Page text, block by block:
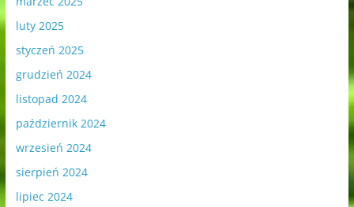
luty 2025
styczeń 2025
grudzień 2024
listopad 2024
październik 2024
wrzesień 2024
sierpień 2024
lipiec 2024